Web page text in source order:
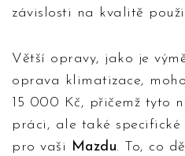
závislosti na kvalitě
Větší opravy, jako je
oprava klimatizace,
15 000 Kč, přičemž tyto
práci, ale také
pro vaši Mazdu. To, co